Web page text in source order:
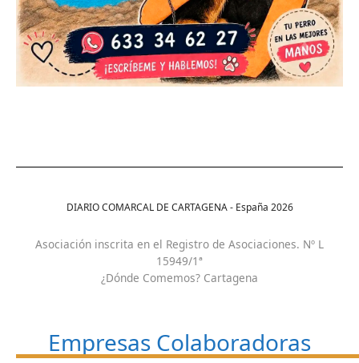
DIARIO COMARCAL DE CARTAGENA - España 2026
Asociación inscrita en el Registro de Asociaciones. Nº L
15949/1ª
¿Dónde Comemos? Cartagena
Empresas Colaboradoras